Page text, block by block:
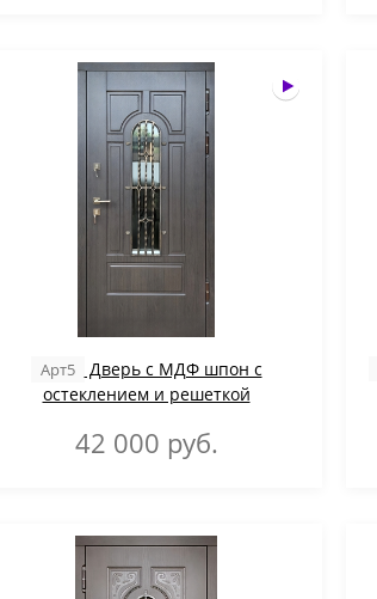
Арт5
Дверь с МДФ шпон с
остеклением и решеткой
42 000 руб.